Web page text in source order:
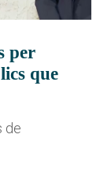
per
que
de